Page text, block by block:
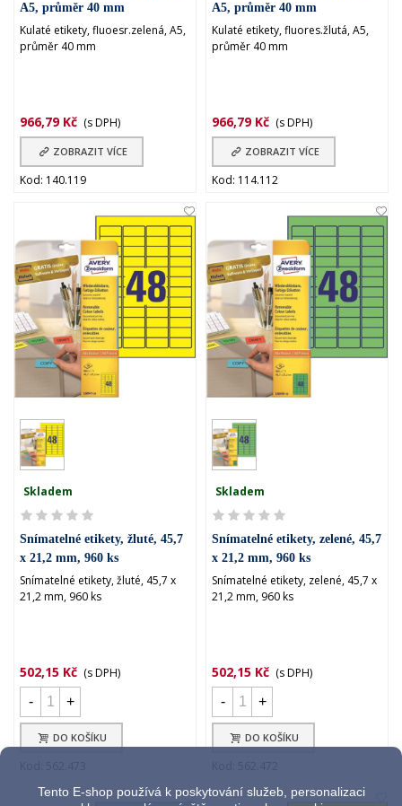
Tento E-shop používá k poskytování služeb, personalizaci
A5, průměr 40 mm
Kulaté etikety, fluoesr.zelená, A5,
průměr 40 mm
966,79 Kč (s DPH)
ZOBRAZIT VÍCE
Kod: 140.119
A5, průměr 40 mm
Kulaté etikety, fluores.žlutá, A5,
průměr 40 mm
966,79 Kč (s DPH)
ZOBRAZIT VÍCE
Kod: 114.112
Skladem
Snímatelné etikety, žluté, 45,7
x 21,2 mm, 960 ks
Snímatelné etikety, žluté, 45,7 x
21,2 mm, 960 ks
502,15 Kč (s DPH)
-
+
DO KOŠÍKU
Skladem
Snímatelné etikety, zelené, 45,7
x 21,2 mm, 960 ks
Snímatelné etikety, zelené, 45,7 x
21,2 mm, 960 ks
502,15 Kč (s DPH)
-
+
DO KOŠÍKU